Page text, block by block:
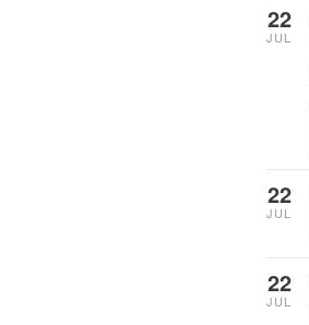
22
JUL
22
JUL
22
JUL